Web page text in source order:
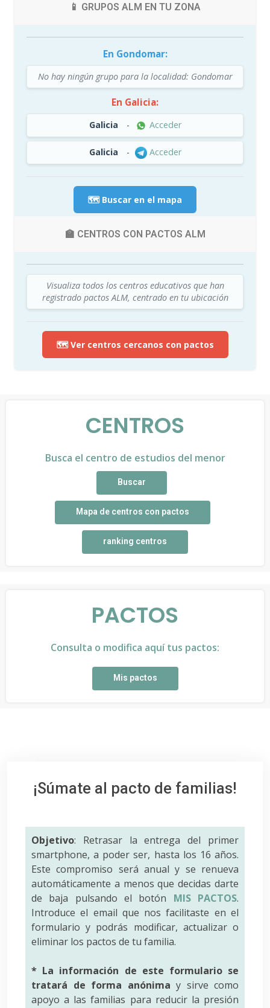
📱 GRUPOS ALM EN TU ZONA
En Gondomar:
No hay ningún grupo para la localidad: Gondomar
En Galicia:
Galicia - Acceder
Galicia - Acceder
🗺️ Buscar en el mapa
🏫 CENTROS CON PACTOS ALM
Visualiza todos los centros educativos que han
registrado pactos ALM, centrado en tu ubicación
🗺️ Ver centros cercanos con pactos
CENTROS
Busca el centro de estudios del menor
Buscar
Mapa de centros con pactos
ranking centros
PACTOS
Consulta o modifica aquí tus pactos:
Mis pactos
¡Súmate al pacto de familias!
Objetivo: Retrasar la entrega del primer
smartphone, a poder ser, hasta los 16 años.
Este compromiso será anual y se renueva
automáticamente a menos que decidas darte
de baja pulsando el botón MIS PACTOS.
Introduce el email que nos facilitaste en el
formulario y podrás modificar, actualizar o
eliminar los pactos de tu familia.
* La información de este formulario se
tratará de forma anónima y sirve como
apoyo a las familias para reducir la presión